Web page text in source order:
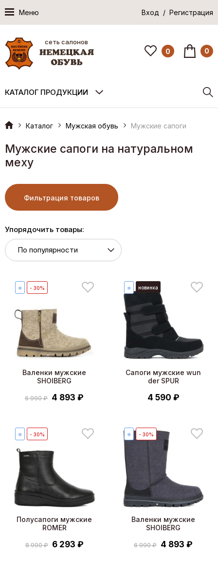
Меню Вход / Регистрация
сеть салонов
0 0
КАТАЛОГ ПРОДУКЦИИ
Каталог Мужская обувь Мужские сапоги
Мужские сапоги на натуральном
меху
Фильтрация товаров
Упорядочить товары:
❄ - 30%
Валенки мужские
SHOIBERG
6 990 ₽ 4 893 ₽
❄ новинка
Сапоги мужские wun
der SPUR
4 590 ₽
❄ - 30%
Полусапоги мужские
ROMER
8 990 ₽ 6 293 ₽
❄ - 30%
Валенки мужские
SHOIBERG
6 990 ₽ 4 893 ₽